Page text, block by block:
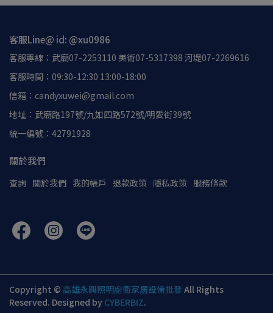
客服Line@ id: @xu0986
客服專線：武廟07-2253110 美術07-5317398 河堤07-2269616
客服時間：09:30-12:30 13:00-18:00
信箱：candyxuwei@gmail.com
地址：武廟路197號/九如四路572號/明愛街39號
統一編號：42791928
關於我們
查詢 關於我們 我的帳戶 退款政策 隱私政策 服務條款
Copyright © 高雄永興照明廚衛家居設備批發 All Rights
Reserved. Designed by CYBERBIZ.